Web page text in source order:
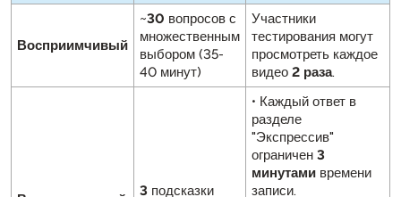
Восприимчивый
~30 вопросов с
множественным
выбором (35-
40 минут)
Участники
тестирования могут
просмотреть каждое
видео 2 раза.
3 подсказки
• Каждый ответ в
разделе
"Экспрессив"
ограничен 3
минутами времени
записи.